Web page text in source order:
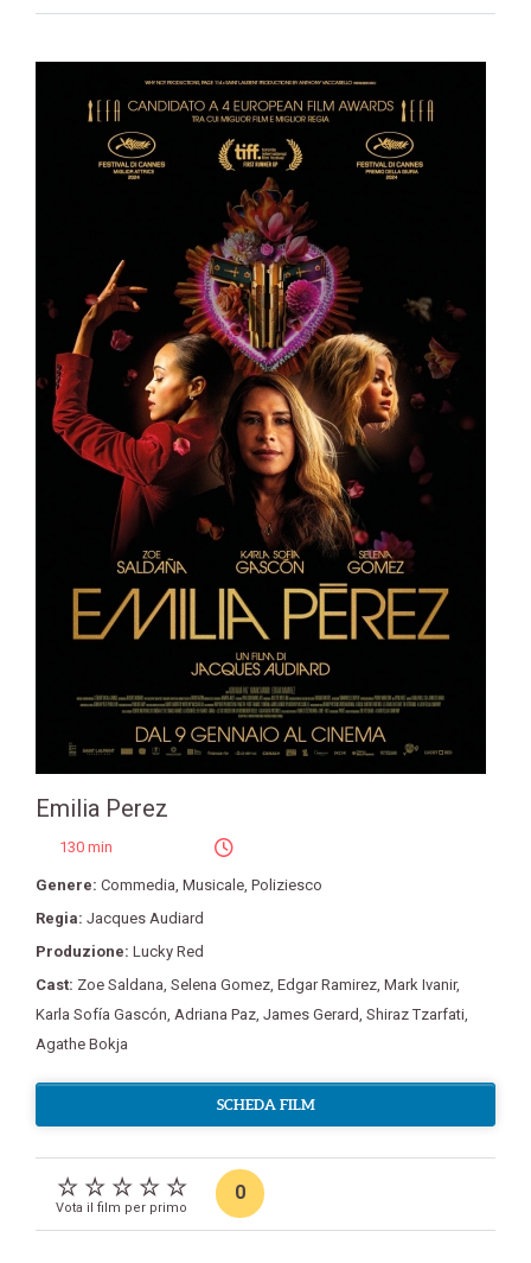
Emilia Perez
130 min
Genere: Commedia Musicale Poliziesco
Regia: Jacques Audiard
Produzione: Lucky Red
Cast: Zoe Saldana Selena Gomez Edgar Ramirez Mark Ivanir,
Karla Sofía Gascón Adriana Paz James Gerard Shiraz Tzarfati
Agathe Bokja
SCHEDA FILM
Vota il film per primo
0